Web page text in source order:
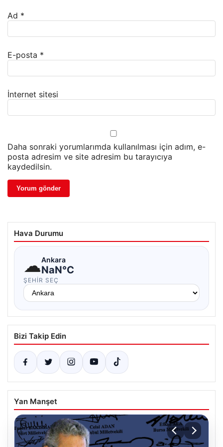
Ad *
E-posta *
İnternet sitesi
Daha sonraki yorumlarımda kullanılması için adım, e-
posta adresim ve site adresim bu tarayıcıya
kaydedilsin.
Hava Durumu
☁Ankara
NaN°C
ŞEHIR SEÇ
Bizi Takip Edin
Yan Manşet